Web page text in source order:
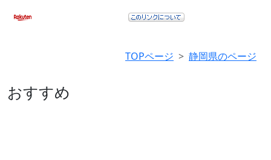
TOPページ 静岡県のページ
おすすめ